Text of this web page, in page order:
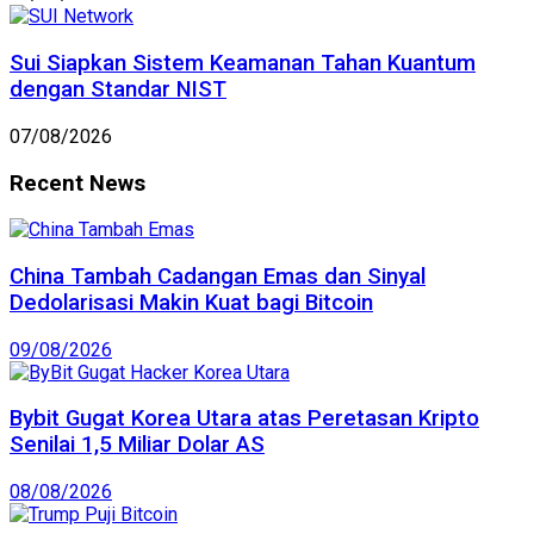
Sui Siapkan Sistem Keamanan Tahan Kuantum
dengan Standar NIST
07/08/2026
Recent News
China Tambah Cadangan Emas dan Sinyal
Dedolarisasi Makin Kuat bagi Bitcoin
09/08/2026
Bybit Gugat Korea Utara atas Peretasan Kripto
Senilai 1,5 Miliar Dolar AS
08/08/2026